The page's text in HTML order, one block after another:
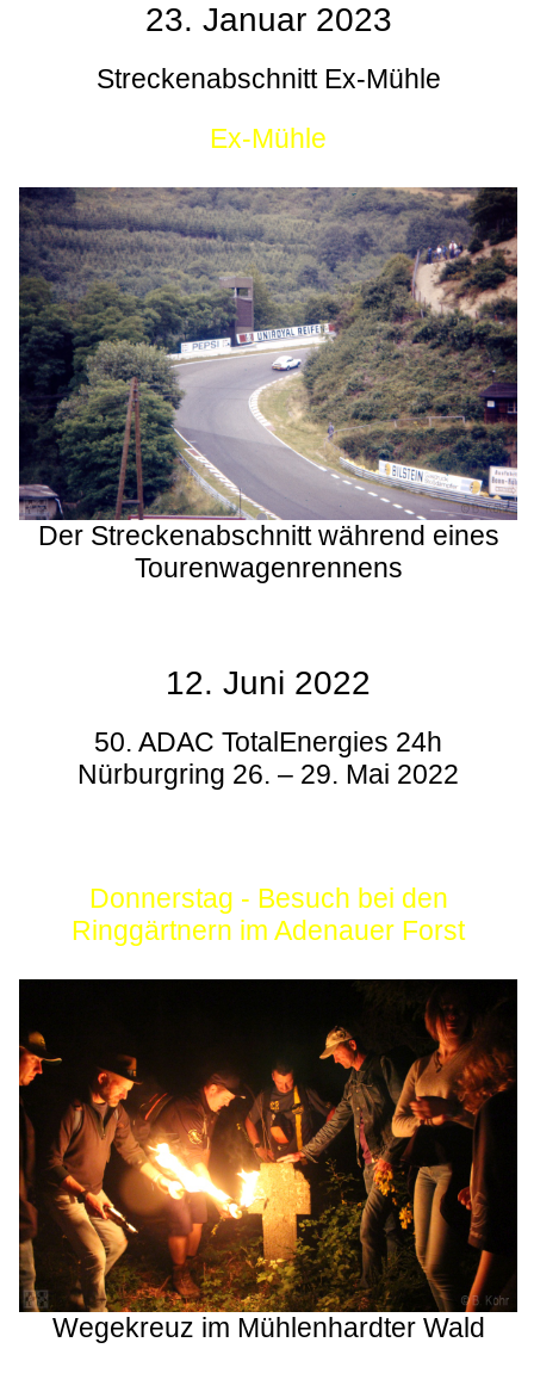
23. Januar 2023
Streckenabschnitt Ex-Mühle
Ex-Mühle
Der Streckenabschnitt während eines
Tourenwagenrennens
12. Juni 2022
50. ADAC TotalEnergies 24h
Nürburgring 26. – 29. Mai 2022
Donnerstag - Besuch bei den
Ringgärtnern im Adenauer Forst
Wegekreuz im Mühlenhardter Wald